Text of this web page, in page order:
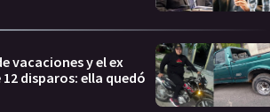
vacaciones y el ex
disparos: ella quedó